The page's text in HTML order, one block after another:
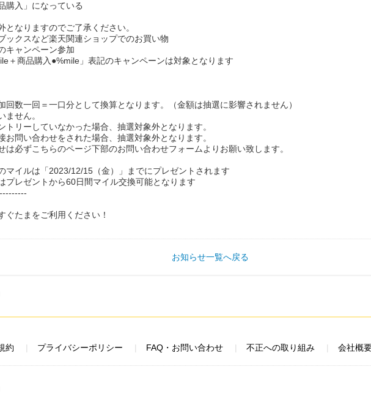
購入」になっている
なりますのでご了承ください。
ックスなど楽天関連ショップでのお買い物
キャンペーン参加
品購入●%mile」表記のキャンペーンは対象となります
回数一回＝一口分として換算となります。（金額は抽選に影響されません）
ません。
トリーしていなかった場合、抽選対象外となります。
お問い合わせをされた場合、抽選対象外となります。
は必ずこちらのページ下部のお問い合わせフォームよりお願い致します。
マイルは「2023/12/15（金）」までにプレゼントされます
プレゼントから60日間マイル交換可能となります
ぐたまをご利用ください！
お知らせ一覧へ戻る
約 プライバシーポリシー FAQ・お問い合わせ 不正への取り組み 会社概